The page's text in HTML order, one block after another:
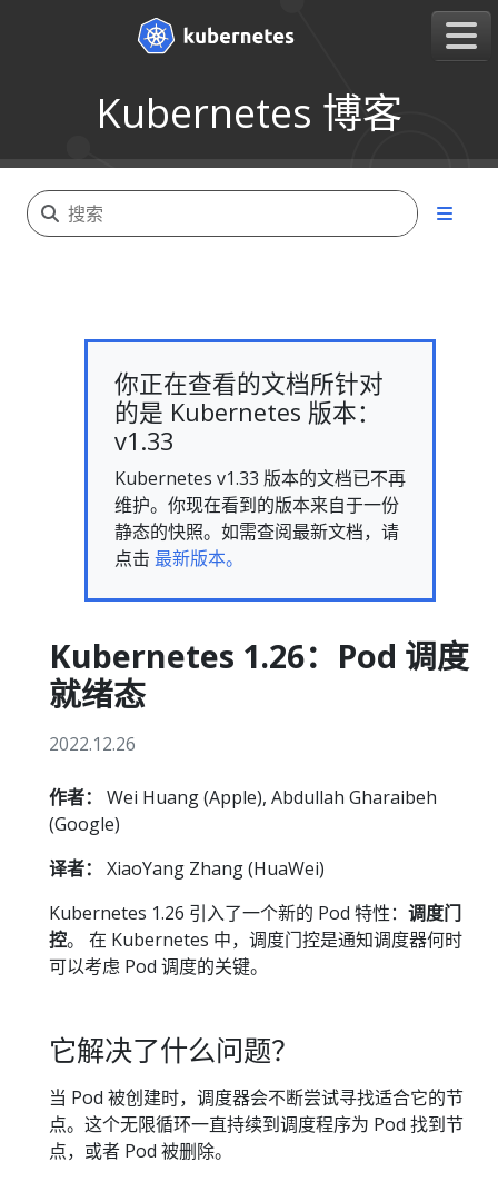
Kubernetes 博客
你正在查看的文档所针对
的是 Kubernetes 版本：
v1.33
Kubernetes v1.33 版本的文档已不再
维护。你现在看到的版本来自于一份
静态的快照。如需查阅最新文档，请
点击 最新版本。
Kubernetes 1.26：Pod 调度
就绪态
2022.12.26
作者：
Wei Huang (Apple), Abdullah Gharaibeh
(Google)
译者：
XiaoYang Zhang (HuaWei)
Kubernetes 1.26 引入了一个新的 Pod 特性： 调度门
控。 在 Kubernetes 中，调度门控是通知调度器何时
可以考虑 Pod 调度的关键。
它解决了什么问题？
当 Pod 被创建时，调度器会不断尝试寻找适合它的节
点。这个无限循环一直持续到调度程序为 Pod 找到节
点，或者 Pod 被删除。